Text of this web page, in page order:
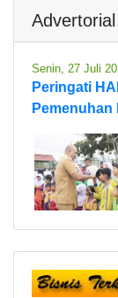
Advertorial
Senin, 27 Juli
Peringati
Pemenuhan